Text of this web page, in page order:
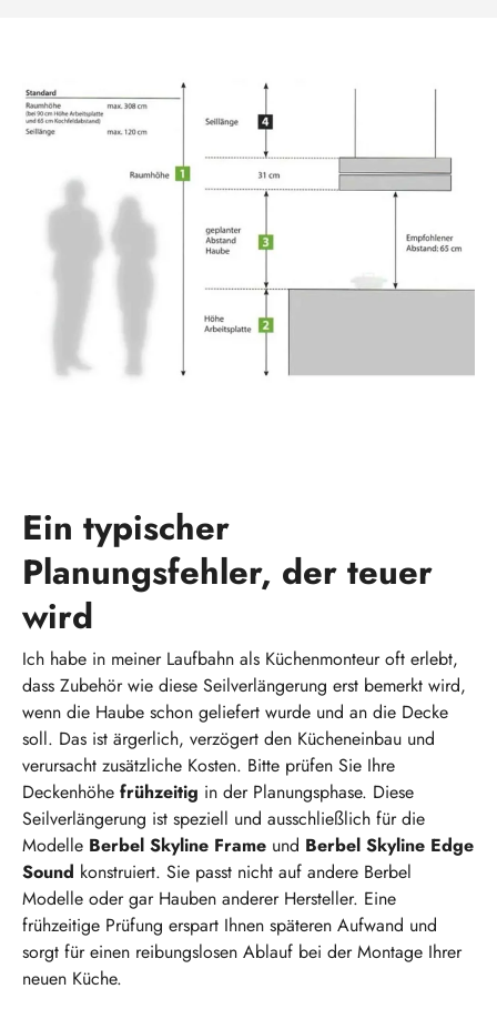
Ein typischer
Planungsfehler, der teuer
wird
Ich habe in meiner Laufbahn als Küchenmonteur oft erlebt,
dass Zubehör wie diese Seilverlängerung erst bemerkt wird,
wenn die Haube schon geliefert wurde und an die Decke
soll. Das ist ärgerlich, verzögert den Kücheneinbau und
verursacht zusätzliche Kosten. Bitte prüfen Sie Ihre
Deckenhöhe frühzeitig in der Planungsphase. Diese
Seilverlängerung ist speziell und ausschließlich für die
Modelle Berbel Skyline Frame und Berbel Skyline Edge
Sound konstruiert. Sie passt nicht auf andere Berbel
Modelle oder gar Hauben anderer Hersteller. Eine
frühzeitige Prüfung erspart Ihnen späteren Aufwand und
sorgt für einen reibungslosen Ablauf bei der Montage Ihrer
neuen Küche.